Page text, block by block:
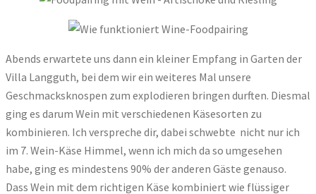
Abends erwartete uns dann ein kleiner Empfang in Garten der
Villa Langguth, bei dem wir ein weiteres Mal unsere
Geschmacksknospen zum explodieren bringen durften. Diesmal
ging es darum Wein mit verschiedenen Käsesorten zu
kombinieren. Ich verspreche dir, dabei schwebte nicht nur ich
im 7. Wein-Käse Himmel, wenn ich mich da so umgesehen
habe, ging es mindestens 90% der anderen Gäste genauso.
Dass Wein mit dem richtigen Käse kombiniert wie flüssiger